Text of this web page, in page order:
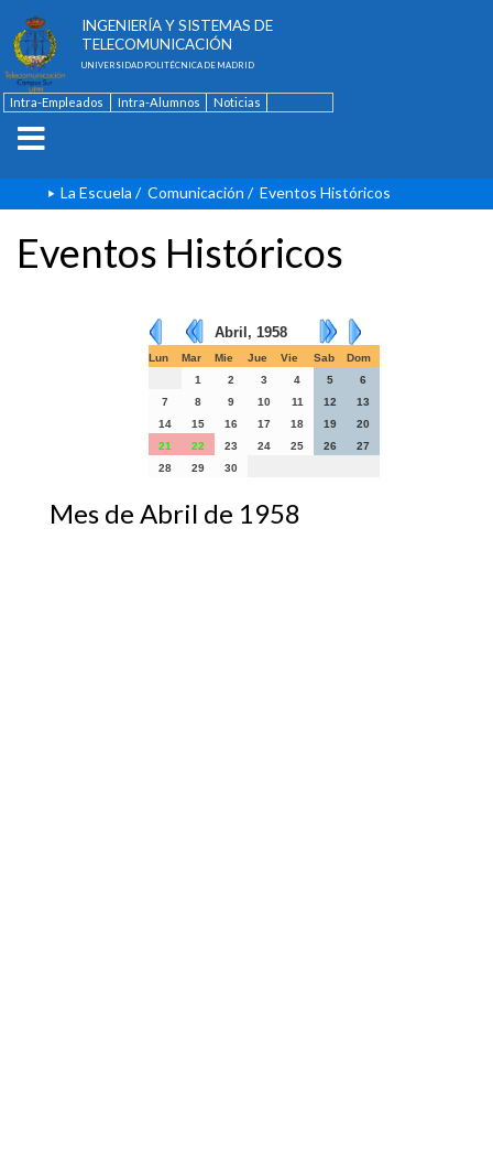
INGENIERÍA Y SISTEMAS DE
TELECOMUNICACIÓN
UNIVERSIDAD POLITÉCNICA DE MADRID
Intra-Empleados Intra-Alumnos
Noticias
La Escuela / Comunicación / Eventos Históricos
Eventos Históricos
Abril, 1958
Lun Mar Mie Jue Vie Sab
Dom
1
2 3 4 5
6
7
8 9 10 11 12
13
14
15 16 17 18 19
20
21
22 23 24 25 26
27
28
29 30
Mes de Abril de 1958